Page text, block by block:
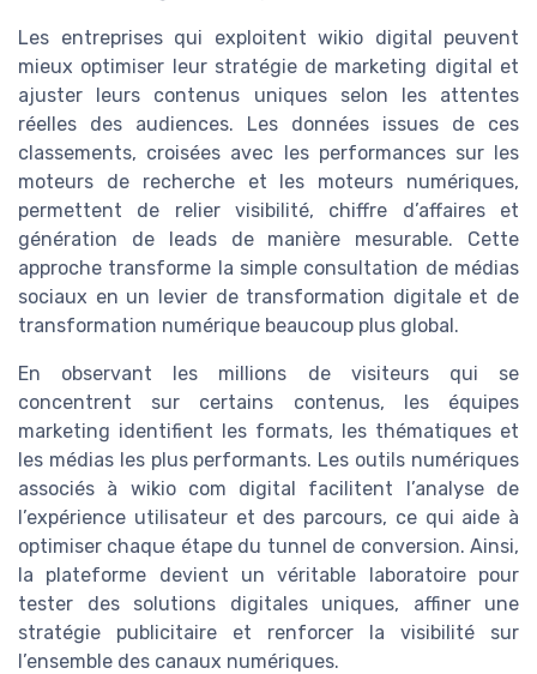
Les entreprises qui exploitent wikio digital peuvent
mieux optimiser leur stratégie de marketing digital et
ajuster leurs contenus uniques selon les attentes
réelles des audiences. Les données issues de ces
classements, croisées avec les performances sur les
moteurs de recherche et les moteurs numériques,
permettent de relier visibilité, chiffre d’affaires et
génération de leads de manière mesurable. Cette
approche transforme la simple consultation de médias
sociaux en un levier de transformation digitale et de
transformation numérique beaucoup plus global.
En observant les millions de visiteurs qui se
concentrent sur certains contenus, les équipes
marketing identifient les formats, les thématiques et
les médias les plus performants. Les outils numériques
associés à wikio com digital facilitent l’analyse de
l’expérience utilisateur et des parcours, ce qui aide à
optimiser chaque étape du tunnel de conversion. Ainsi,
la plateforme devient un véritable laboratoire pour
tester des solutions digitales uniques, affiner une
stratégie publicitaire et renforcer la visibilité sur
l’ensemble des canaux numériques.